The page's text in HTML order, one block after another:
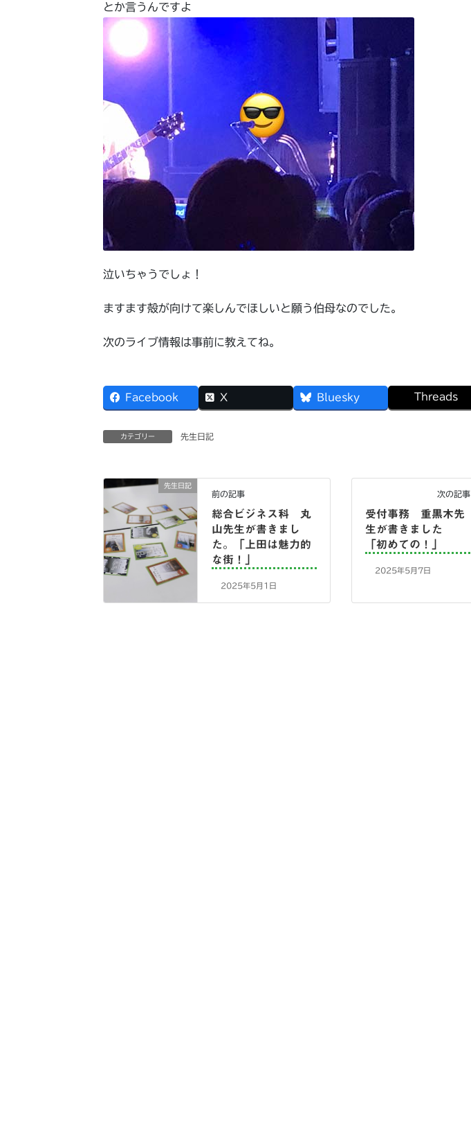
とか言うんですよ
泣いちゃうでしょ！
ますます殻が向けて楽しんでほしいと願う伯母なのでした。
次のライブ情報は事前に教えてね。
Facebook X Bluesky Threads
カテゴリー 先生日記
先生日記
前の記事
総合ビジネス科 丸
山先生が書きまし
た。「上田は魅力的
な街！」
2025年5月1日
次の記事
受付事務 重黒木先
生が書きました
「初めての！」
2025年5月7日